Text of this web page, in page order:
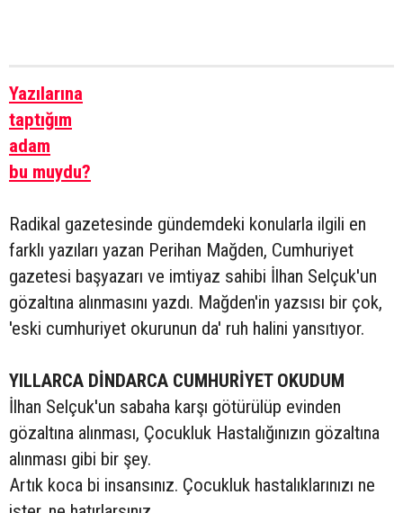
Yazılarına
taptığım
adam
bu muydu?
Radikal gazetesinde gündemdeki konularla ilgili en
farklı yazıları yazan Perihan Mağden, Cumhuriyet
gazetesi başyazarı ve imtiyaz sahibi İlhan Selçuk'un
gözaltına alınmasını yazdı. Mağden'in yazsısı bir çok,
'eski cumhuriyet okurunun da' ruh halini yansıtıyor.
YILLARCA DİNDARCA CUMHURİYET OKUDUM
İlhan Selçuk'un sabaha karşı götürülüp evinden
gözaltına alınması, Çocukluk Hastalığınızın gözaltına
alınması gibi bir şey.
Artık koca bi insansınız. Çocukluk hastalıklarınızı ne